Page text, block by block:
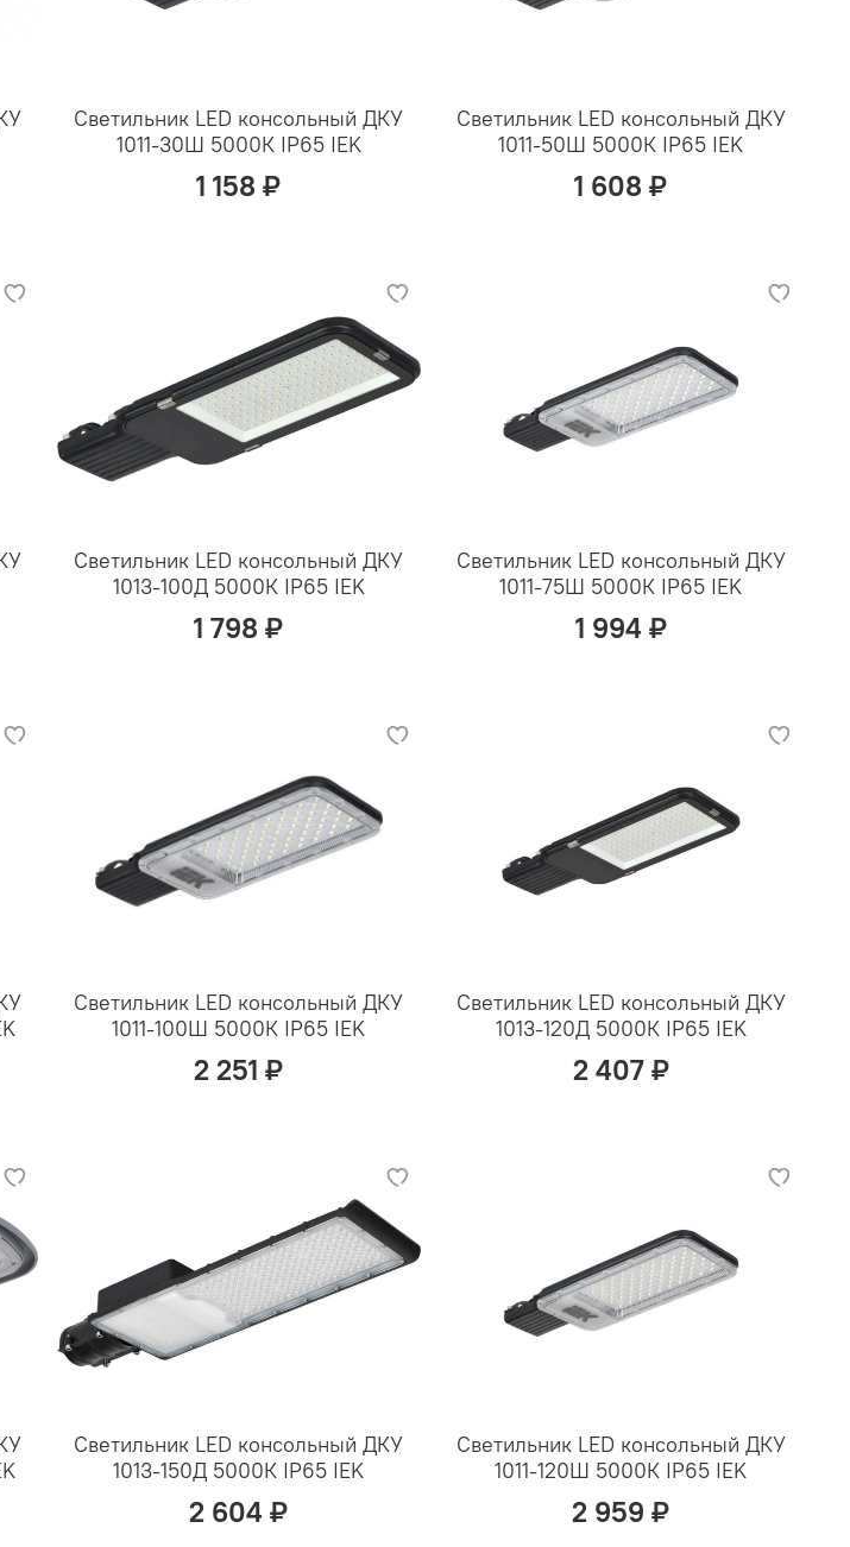
Светильник LED консольный ДКУ
1011-30Ш 5000К IP65 IEK
1 158 ₽
Светильник LED консольный ДКУ
1011-50Ш 5000К IP65 IEK
1 608 ₽
Светильник LED консольный ДКУ
1013-100Д 5000К IP65 IEK
1 798 ₽
Светильник LED консольный ДКУ
1011-75Ш 5000К IP65 IEK
1 994 ₽
Светильник LED консольный ДКУ
1011-100Ш 5000К IP65 IEK
2 251 ₽
Светильник LED консольный ДКУ
1013-120Д 5000К IP65 IEK
2 407 ₽
Светильник LED консольный ДКУ
1013-150Д 5000К IP65 IEK
2 604 ₽
Светильник LED консольный ДКУ
1011-120Ш 5000К IP65 IEK
2 959 ₽